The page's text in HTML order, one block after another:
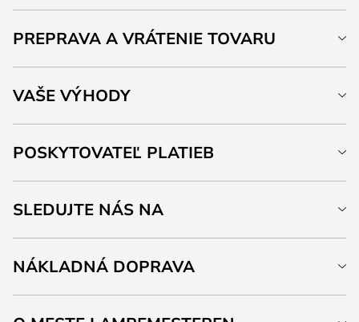
PREPRAVA A VRÁTENIE TOVARU
VAŠE VÝHODY
POSKYTOVATEĽ PLATIEB
SLEDUJTE NÁS NA
NÁKLADNÁ DOPRAVA